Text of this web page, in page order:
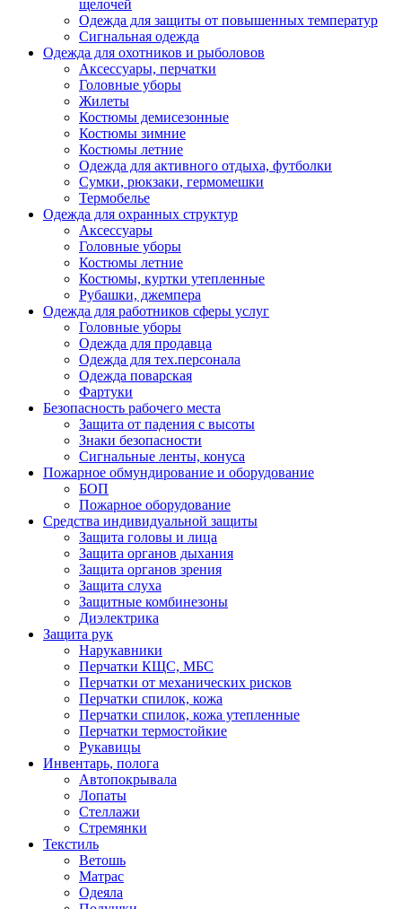
щелочей
Одежда для защиты от повышенных температур
Сигнальная одежда
Одежда для охотников и рыболовов
Аксессуары, перчатки
Головные уборы
Жилеты
Костюмы демисезонные
Костюмы зимние
Костюмы летние
Одежда для активного отдыха, футболки
Сумки, рюкзаки, гермомешки
Термобелье
Одежда для охранных структур
Аксессуары
Головные уборы
Костюмы летние
Костюмы, куртки утепленные
Рубашки, джемпера
Одежда для работников сферы услуг
Головные уборы
Одежда для продавца
Одежда для тех.персонала
Одежда поварская
Фартуки
Безопасность рабочего места
Защита от падения с высоты
Знаки безопасности
Сигнальные ленты, конуса
Пожарное обмундирование и оборудование
БОП
Пожарное оборудование
Средства индивидуальной защиты
Защита головы и лица
Защита органов дыхания
Защита органов зрения
Защита слуха
Защитные комбинезоны
Диэлектрика
Защита рук
Нарукавники
Перчатки КЩС, МБС
Перчатки от механических рисков
Перчатки спилок, кожа
Перчатки спилок, кожа утепленные
Перчатки термостойкие
Рукавицы
Инвентарь, полога
Автопокрывала
Лопаты
Стеллажи
Стремянки
Текстиль
Ветошь
Матрас
Одеяла